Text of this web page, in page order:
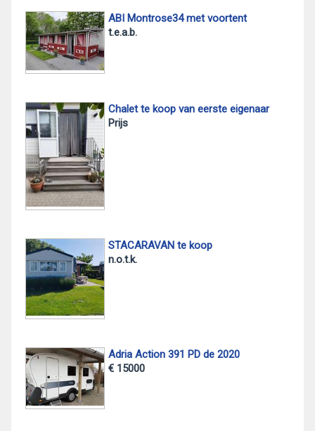
ABI Montrose34 met voortent
t.e.a.b.
Chalet te koop van eerste eigenaar
Prijs
STACARAVAN te koop
n.o.t.k.
Adria Action 391 PD de 2020
€ 15000